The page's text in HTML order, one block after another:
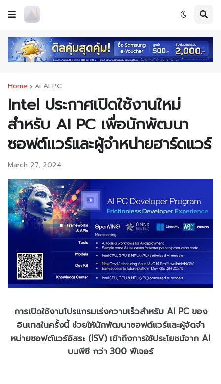
Home Ai AI PC
Intel ประกาศเปิดใช้งานใหม่
สำหรับ AI PC เพื่อนักพัฒนา
ซอฟต์แวร์และผู้จำหน่ายฮาร์ดแวร์
March 27, 2024
การเปิดใช้งานโปรแกรมเร่งความเร็วสำหรับ AI PC ของ
อินเทลในครั้งนี้ ช่วยให้นักพัฒนาซอฟต์แวร์และผู้จัดจํา
หน่ายซอฟต์แวร์อิสระ (ISV) เข้าถึงการใช้ประโยชน์จาก AI
บนพีซี กว่า 300 ฟีเจอร์